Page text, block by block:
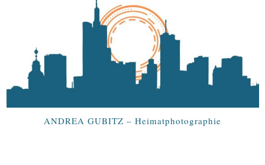
ANDREA GUBITZ – Heimatphotographie